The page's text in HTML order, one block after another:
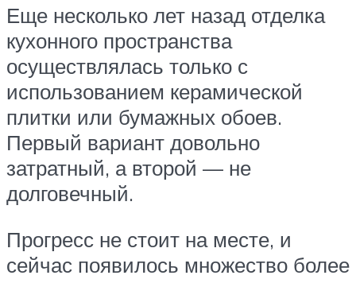
Еще несколько лет назад отделка
кухонного пространства
осуществлялась только с
использованием керамической
плитки или бумажных обоев.
Первый вариант довольно
затратный, а второй — не
долговечный.
Прогресс не стоит на месте, и
сейчас появилось множество более